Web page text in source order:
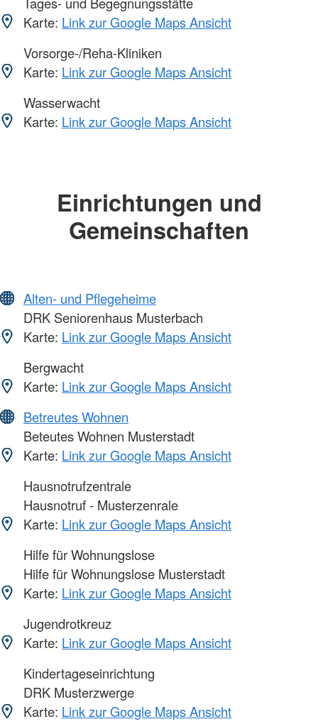
Karte: Link zur Google Maps Ansicht
Vorsorge-/Reha-Kliniken
Karte: Link zur Google Maps Ansicht
Wasserwacht
Karte: Link zur Google Maps Ansicht
Einrichtungen und
Gemeinschaften
Alten- und Pflegeheime
DRK Seniorenhaus Musterbach
Karte: Link zur Google Maps Ansicht
Bergwacht
Karte: Link zur Google Maps Ansicht
Betreutes Wohnen
Beteutes Wohnen Musterstadt
Karte: Link zur Google Maps Ansicht
Hausnotrufzentrale
Hausnotruf - Musterzenrale
Karte: Link zur Google Maps Ansicht
Hilfe für Wohnungslose
Hilfe für Wohnungslose Musterstadt
Karte: Link zur Google Maps Ansicht
Jugendrotkreuz
Karte: Link zur Google Maps Ansicht
Kindertageseinrichtung
DRK Musterzwerge
Karte: Link zur Google Maps Ansicht